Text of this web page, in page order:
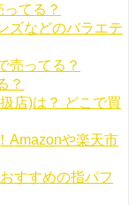
てる？
ズなどのバラエテ
売ってる？
？
店)は？ どこで買
Amazonや楽天市
すすめの指パフ